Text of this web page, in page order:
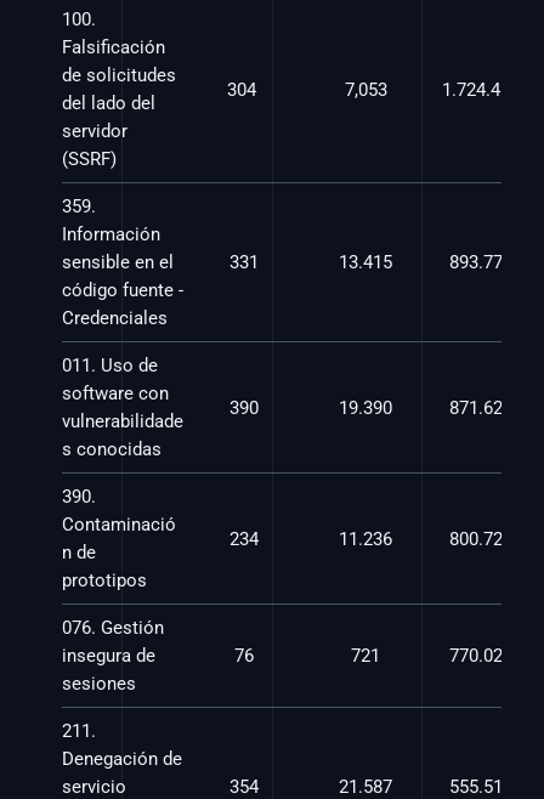
100.
Falsificación
de solicitudes
del lado del
servidor
(SSRF)
304 7,053 1.724.486,6
359.
Información
sensible en el
código fuente -
Credenciales
331 13.415 893.774,0
011. Uso de
software con
vulnerabilidade
s conocidas
390 19.390 871.626,9
390.
Contaminació
n de
prototipos
234 11.236 800.728,7
076. Gestión
insegura de
sesiones
76 721 770.025,0
211.
Denegación de
servicio
354 21.587 555.517,4